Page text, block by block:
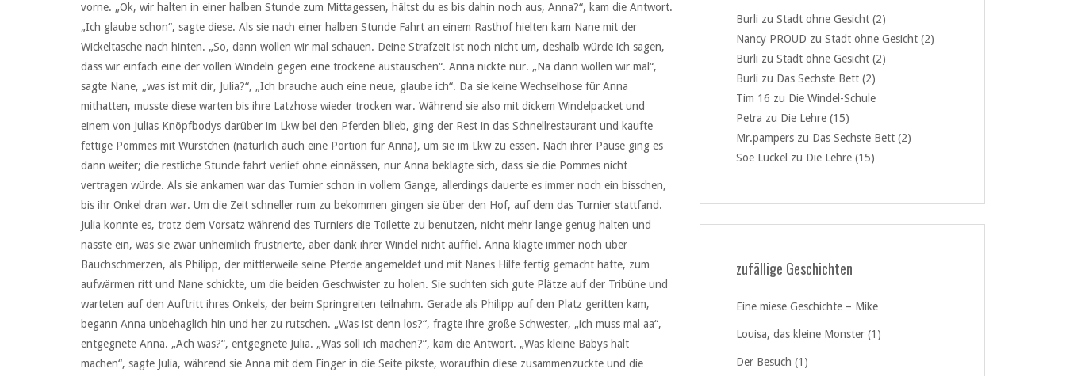
vorne. „Ok, wir halten in einer halben Stunde zum Mittagessen, hältst du es bis dahin noch aus, Anna?“, kam die Antwort.
„Ich glaube schon“, sagte diese. Als sie nach einer halben Stunde Fahrt an einem Rasthof hielten kam Nane mit der
Wickeltasche nach hinten. „So, dann wollen wir mal schauen. Deine Strafzeit ist noch nicht um, deshalb würde ich sagen,
dass wir einfach eine der vollen Windeln gegen eine trockene austauschen“. Anna nickte nur. „Na dann wollen wir mal“,
sagte Nane, „was ist mit dir, Julia?“, „Ich brauche auch eine neue, glaube ich“. Da sie keine Wechselhose für Anna
mithatten, musste diese warten bis ihre Latzhose wieder trocken war. Während sie also mit dickem Windelpacket und
einem von Julias Knöpfbodys darüber im Lkw bei den Pferden blieb, ging der Rest in das Schnellrestaurant und kaufte
fettige Pommes mit Würstchen (natürlich auch eine Portion für Anna), um sie im Lkw zu essen. Nach ihrer Pause ging es
dann weiter; die restliche Stunde fahrt verlief ohne einnässen, nur Anna beklagte sich, dass sie die Pommes nicht
vertragen würde. Als sie ankamen war das Turnier schon in vollem Gange, allerdings dauerte es immer noch ein bisschen,
bis ihr Onkel dran war. Um die Zeit schneller rum zu bekommen gingen sie über den Hof, auf dem das Turnier stattfand.
Julia konnte es, trotz dem Vorsatz während des Turniers die Toilette zu benutzen, nicht mehr lange genug halten und
nässte ein, was sie zwar unheimlich frustrierte, aber dank ihrer Windel nicht auffiel. Anna klagte immer noch über
Bauchschmerzen, als Philipp, der mittlerweile seine Pferde angemeldet und mit Nanes Hilfe fertig gemacht hatte, zum
aufwärmen ritt und Nane schickte, um die beiden Geschwister zu holen. Sie suchten sich gute Plätze auf der Tribüne und
warteten auf den Auftritt ihres Onkels, der beim Springreiten teilnahm. Gerade als Philipp auf den Platz geritten kam,
begann Anna unbehaglich hin und her zu rutschen. „Was ist denn los?“, fragte ihre große Schwester, „ich muss mal aa“,
entgegnete Anna. „Ach was?“, entgegnete Julia. „Was soll ich machen?“, kam die Antwort. „Was kleine Babys halt
machen“, sagte Julia, während sie Anna mit dem Finger in die Seite pikste, woraufhin diese zusammenzuckte und die
Burli zu Stadt ohne Gesicht (2)
Nancy PROUD zu Stadt ohne Gesicht (2)
Burli zu Stadt ohne Gesicht (2)
Burli zu Das Sechste Bett (2)
Tim 16 zu Die Windel-Schule
Petra zu Die Lehre (15)
Mr.pampers zu Das Sechste Bett (2)
Soe Lückel zu Die Lehre (15)
zufällige Geschichten
Eine miese Geschichte – Mike
Louisa, das kleine Monster (1)
Der Besuch (1)